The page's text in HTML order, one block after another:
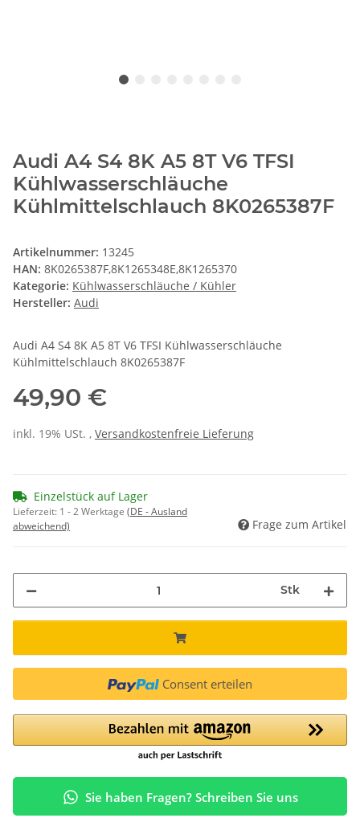
Audi A4 S4 8K A5 8T V6 TFSI
Kühlwasserschläuche
Kühlmittelschlauch 8K0265387F
Artikelnummer: 13245
HAN: 8K0265387F,8K1265348E,8K1265370
Kategorie: Kühlwasserschläuche / Kühler
Hersteller: Audi
Audi A4 S4 8K A5 8T V6 TFSI Kühlwasserschläuche
Kühlmittelschlauch 8K0265387F
49,90 €
inkl. 19% USt. , Versandkostenfreie Lieferung
Einzelstück auf Lager
Lieferzeit: 1 - 2 Werktage (DE - Ausland
abweichend)
Frage zum Artikel
Stk
Consent erteilen
Sie haben Fragen? Schreiben Sie uns